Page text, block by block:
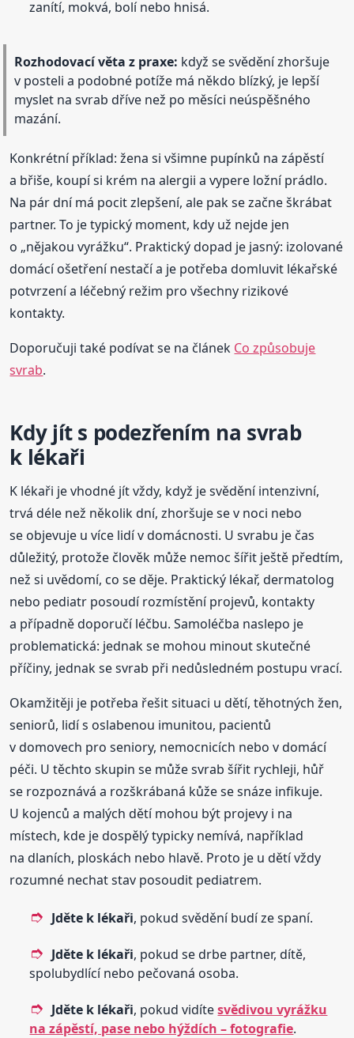
zanítí, mokvá, bolí nebo hnisá.
Rozhodovací věta z praxe: když se svědění zhoršuje
v posteli a podobné potíže má někdo blízký, je lepší
myslet na svrab dříve než po měsíci neúspěšného
mazání.
Konkrétní příklad: žena si všimne pupínků na zápěstí
a břiše, koupí si krém na alergii a vypere ložní prádlo.
Na pár dní má pocit zlepšení, ale pak se začne škrábat
partner. To je typický moment, kdy už nejde jen
o „nějakou vyrážku“. Praktický dopad je jasný: izolované
domácí ošetření nestačí a je potřeba domluvit lékařské
potvrzení a léčebný režim pro všechny rizikové
kontakty.
Doporučuji také podívat se na článek Co způsobuje
svrab.
Kdy jít s podezřením na svrab
k lékaři
K lékaři je vhodné jít vždy, když je svědění intenzivní,
trvá déle než několik dní, zhoršuje se v noci nebo
se objevuje u více lidí v domácnosti. U svrabu je čas
důležitý, protože člověk může nemoc šířit ještě předtím,
než si uvědomí, co se děje. Praktický lékař, dermatolog
nebo pediatr posoudí rozmístění projevů, kontakty
a případně doporučí léčbu. Samoléčba naslepo je
problematická: jednak se mohou minout skutečné
příčiny, jednak se svrab při nedůsledném postupu vrací.
Okamžitěji je potřeba řešit situaci u dětí, těhotných žen,
seniorů, lidí s oslabenou imunitou, pacientů
v domovech pro seniory, nemocnicích nebo v domácí
péči. U těchto skupin se může svrab šířit rychleji, hůř
se rozpoznává a rozškrábaná kůže se snáze infikuje.
U kojenců a malých dětí mohou být projevy i na
místech, kde je dospělý typicky nemívá, například
na dlaních, ploskách nebo hlavě. Proto je u dětí vždy
rozumné nechat stav posoudit pediatrem.
Jděte k lékaři, pokud svědění budí ze spaní.
Jděte k lékaři, pokud se drbe partner, dítě,
spolubydlící nebo pečovaná osoba.
Jděte k lékaři, pokud vidítesvědivou vyrážku
na zápěstí, pase nebo hýždích – fotografie.